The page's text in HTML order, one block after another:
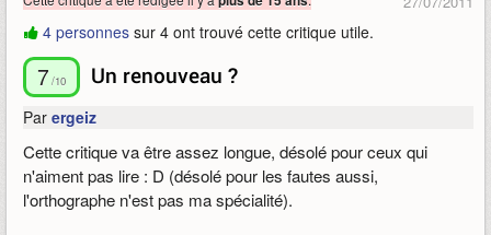
-Le village deguilde qui demande un effort de tous les joueurs
pour s'améliorer et la construction des bâtiments est
sympathique.
-Des instances techniques (pas toutes non plus hein ! )
Les - :
-L'artisanat n'est pas trop développé.
-Pas de housing (hormis le village de guilde)
-Manque un outil dans le jeu pour les tags de raids !
4 personnes sur 4 ont trouvé cette critique utile.
7 /10 Un renouveau ?
Par ergeiz
Cette critique va être assez longue, désolé pour ceux qui
n'aiment pas lire : D (désolé pour les fautes aussi,
l'orthographe n'est pas ma spécialité).